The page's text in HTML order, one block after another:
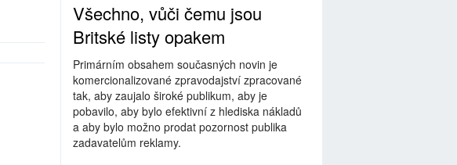
Všechno, vůči čemu jsou
Britské listy opakem
Primárním obsahem současných novin je
komercionalizované zpravodajství zpracované
tak, aby zaujalo široké publikum, aby je
pobavilo, aby bylo efektivní z hlediska nákladů
a aby bylo možno prodat pozornost publika
zadavatelům reklamy.